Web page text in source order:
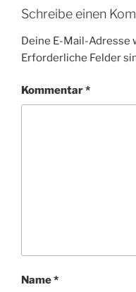
Schreibe einen
Deine E-Mail-
Erforderliche Felder
Kommentar*
Name*